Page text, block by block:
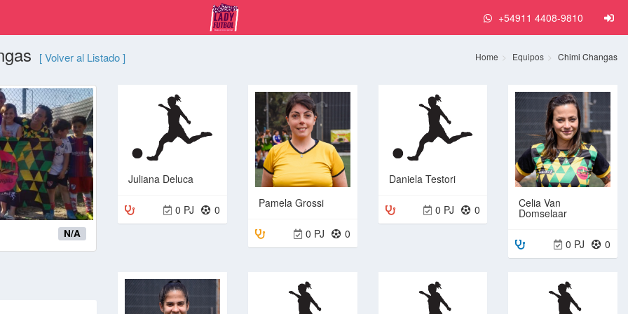
+54911 4408-9810
[ Volver al Listado ] Home Equipos Chimi Changas
N/A
Juliana Deluca
0
0 PJ
Pamela Grossi
0
0 PJ
Daniela Testori
0
0 PJ
Celia Van
Domselaar
0
0 PJ